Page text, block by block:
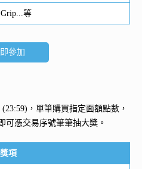
等
參加
(23:59)，單筆購買指定面額點數，
可憑交易序號筆筆抽大獎。
獎項